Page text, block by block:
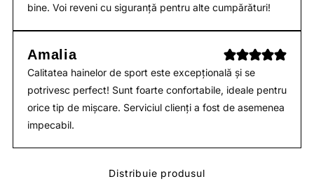
bine. Voi reveni cu siguranță pentru alte cumpărături!
Amalia
Calitatea hainelor de sport este excepțională și se
potrivesc perfect! Sunt foarte confortabile, ideale pentru
orice tip de mișcare. Serviciul clienți a fost de asemenea
impecabil.
Distribuie produsul